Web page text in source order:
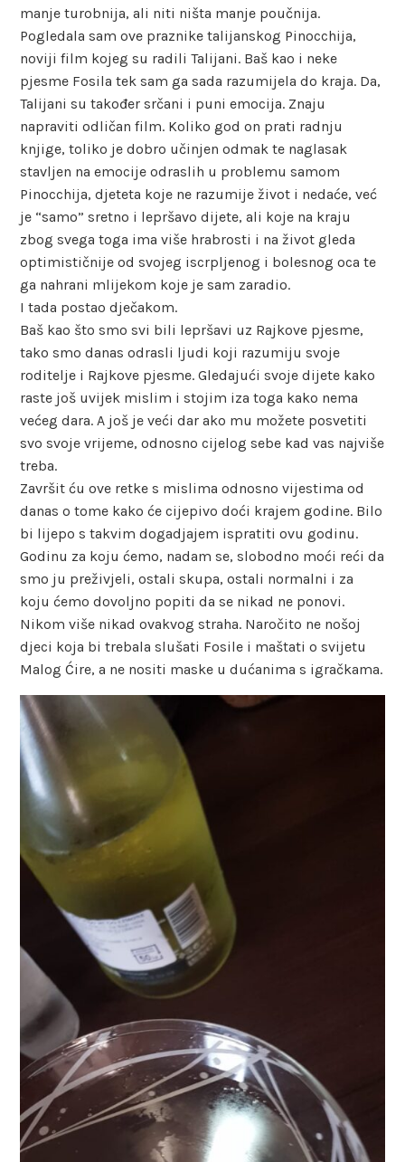
manje turobnija, ali niti ništa manje poučnija.
Pogledala sam ove praznike talijanskog Pinocchija,
noviji film kojeg su radili Talijani. Baš kao i neke
pjesme Fosila tek sam ga sada razumijela do kraja. Da,
Talijani su također srčani i puni emocija. Znaju
napraviti odličan film. Koliko god on prati radnju
knjige, toliko je dobro učinjen odmak te naglasak
stavljen na emocije odraslih u problemu samom
Pinocchija, djeteta koje ne razumije život i nedaće, već
je “samo” sretno i lepršavo dijete, ali koje na kraju
zbog svega toga ima više hrabrosti i na život gleda
optimističnije od svojeg iscrpljenog i bolesnog oca te
ga nahrani mlijekom koje je sam zaradio.
I tada postao dječakom.
Baš kao što smo svi bili lepršavi uz Rajkove pjesme,
tako smo danas odrasli ljudi koji razumiju svoje
roditelje i Rajkove pjesme. Gledajući svoje dijete kako
raste još uvijek mislim i stojim iza toga kako nema
većeg dara. A još je veći dar ako mu možete posvetiti
svo svoje vrijeme, odnosno cijelog sebe kad vas najviše
treba.
Završit ću ove retke s mislima odnosno vijestima od
danas o tome kako će cijepivo doći krajem godine. Bilo
bi lijepo s takvim dogadjajem ispratiti ovu godinu.
Godinu za koju ćemo, nadam se, slobodno moći reći da
smo ju preživjeli, ostali skupa, ostali normalni i za
koju ćemo dovoljno popiti da se nikad ne ponovi.
Nikom više nikad ovakvog straha. Naročito ne nošoj
djeci koja bi trebala slušati Fosile i maštati o svijetu
Malog Ćire, a ne nositi maske u dućanima s igračkama.